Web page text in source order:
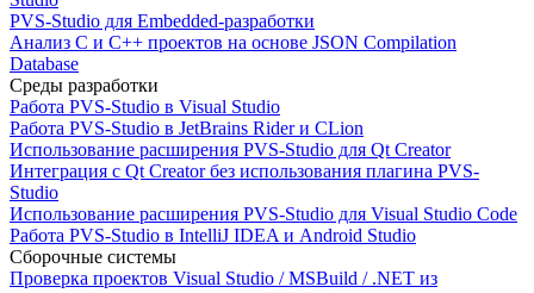
PVS-Studio для Embedded-разработки
Анализ C и C++ проектов на основе JSON Compilation
Database
Среды разработки
Работа PVS-Studio в Visual Studio
Работа PVS-Studio в JetBrains Rider и CLion
Использование расширения PVS-Studio для Qt Creator
Интеграция с Qt Creator без использования плагина PVS-
Studio
Использование расширения PVS-Studio для Visual Studio Code
Работа PVS-Studio в IntelliJ IDEA и Android Studio
Сборочные системы
Проверка проектов Visual Studio / MSBuild / .NET из